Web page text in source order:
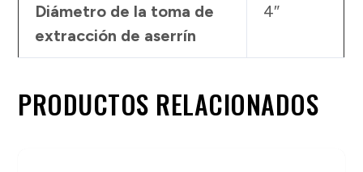
Diámetro de la toma de
extracción de aserrín
4″
PRODUCTOS RELACIONADOS